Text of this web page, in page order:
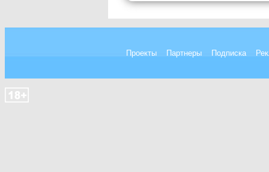
Проекты Партнеры Подписка